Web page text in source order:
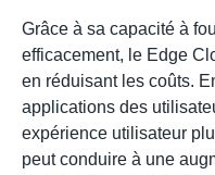
Grâce à sa capacité à
efficacement, le Edge
en réduisant les coûts.
applications des
expérience utilisateur
peut conduire à une